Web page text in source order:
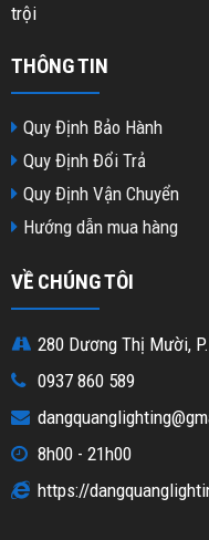
trội
THÔNG TIN
Quy Định Bảo Hành
Quy Định Đổi Trả
Quy Định Vận Chuyển
Hướng dẫn mua hàng
VỀ CHÚNG TÔI
280 Dương Thị Mười,
0937 860 589
8h00 - 21h00
https://